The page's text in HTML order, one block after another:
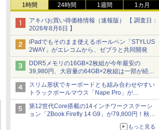
1時間 24時間 1週間 1カ月
アキバお買い得価格情報（速報版） 【 調査日：
2026年8月6日 】
iPadでもそのまま使えるボールペン「STYLUS
2WAY」がエレコムから、ゼブラと共同開発
DDR5メモリの16GB×2枚組が今年最安の
39,980円、大容量の64GB×2枚組は一部が続騰
[8月前半のメモリ価格]
スリム形状でキーボードとも組み合わせやすい
トラックボールマウス「Nape Pro」が
Keychronから
第12世代Core搭載の14インチワークステーシ
ョン「ZBook Firefly 14 G9」が79,800円！秋葉
もっと見る